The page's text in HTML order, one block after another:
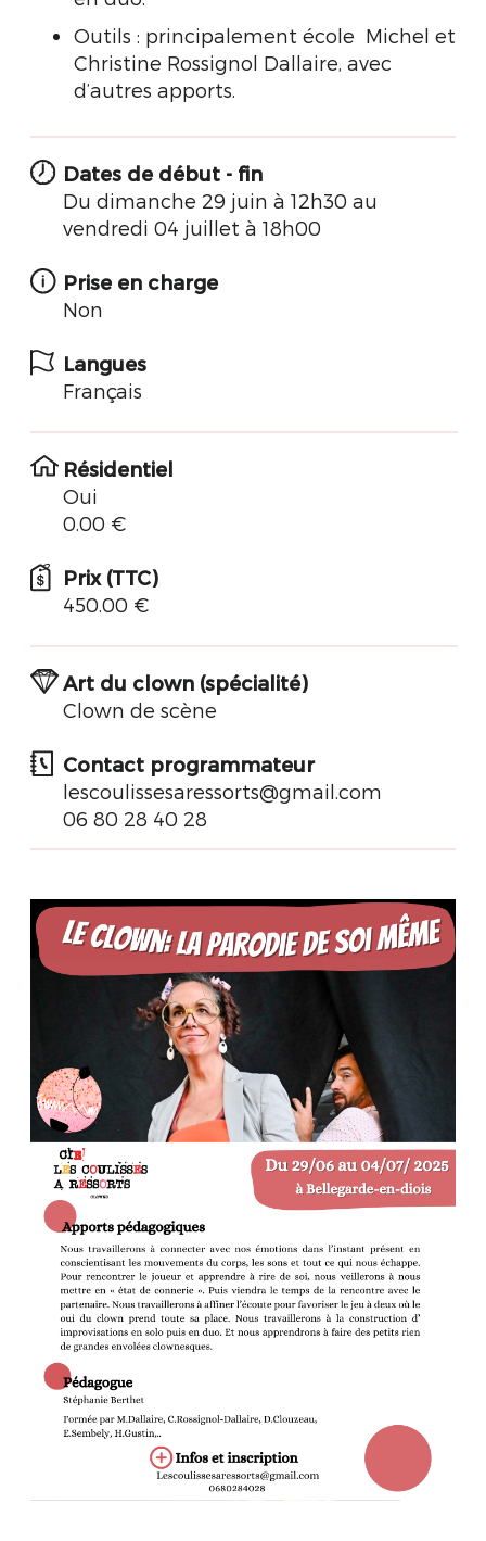
Outils : principalement école Michel et
Christine Rossignol Dallaire, avec
d’autres apports.
Dates de début - fin
Du dimanche 29 juin à 12h30 au
vendredi 04 juillet à 18h00
Prise en charge
Non
Langues
Français
Résidentiel
Oui
0.00 €
Prix (TTC)
450.00 €
Art du clown (spécialité)
Clown de scène
Contact programmateur
lescoulissesaressorts@gmail.com
06 80 28 40 28